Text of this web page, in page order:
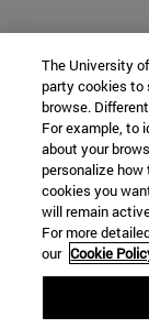
The University
party cookies to
browse.
For example, to
about your
personalize
cookies you
will remain
For more
our Cookie